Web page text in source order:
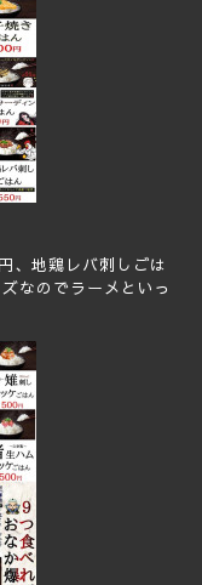
、地鶏レバ刺しごは
なのでラーメといっ